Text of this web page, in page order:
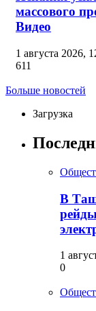
массового
Видео
1 августа 2026,
611
Больше новостей
Загрузка
В
1
0